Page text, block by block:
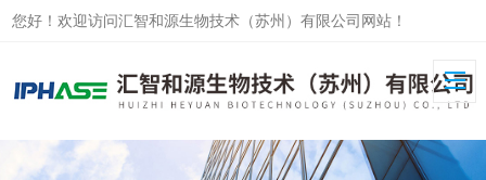
您好！欢迎访问汇智和源生物技术（苏州）有限公司网站！